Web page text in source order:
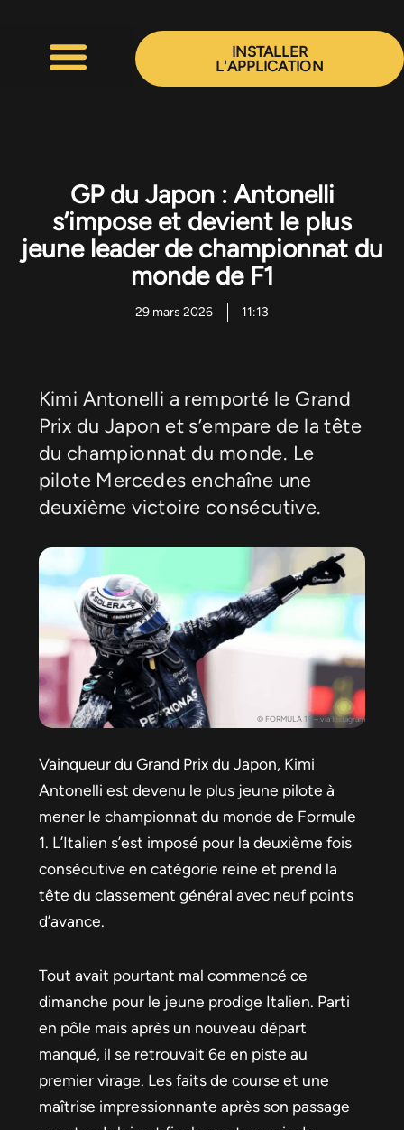
INSTALLER
L'APPLICATION
GP du Japon : Antonelli
s’impose et devient le plus
jeune leader de championnat du
monde de F1
29 mars 2026 11:13
Kimi Antonelli a remporté le Grand
Prix du Japon et s’empare de la tête
du championnat du monde. Le
pilote Mercedes enchaîne une
deuxième victoire consécutive.
© FORMULA 1® – via Instagram
Vainqueur du Grand Prix du Japon, Kimi
Antonelli est devenu le plus jeune pilote à
mener le championnat du monde de Formule
1. L’Italien s’est imposé pour la deuxième fois
consécutive en catégorie reine et prend la
tête du classement général avec neuf points
d’avance.
Tout avait pourtant mal commencé ce
dimanche pour le jeune prodige Italien. Parti
en pôle mais après un nouveau départ
manqué, il se retrouvait 6e en piste au
premier virage. Les faits de course et une
maîtrise impressionnante après son passage